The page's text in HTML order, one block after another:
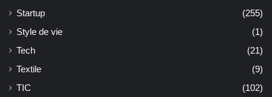
Startup
(255)
Style de vie
(1)
Tech
(21)
Textile
(9)
TIC
(102)